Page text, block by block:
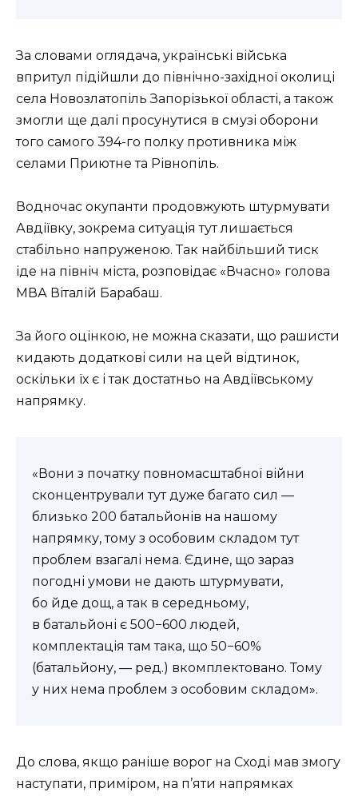
За словами оглядача, українські війська
впритул підійшли до північно-західної околиці
села Новозлатопіль Запорізької області, а також
змогли ще далі просунутися в смузі оборони
того самого 394-го полку противника між
селами Приютне та Рівнопіль.
Водночас окупанти продовжують штурмувати
Авдіївку, зокрема ситуація тут лишається
стабільно напруженою. Так найбільший тиск
іде на північ міста, розповідає «Вчасно» голова
МВА Віталій Барабаш.
За його оцінкою, не можна сказати, що рашисти
кидають додаткові сили на цей відтинок,
оскільки їх є і так достатньо на Авдіївському
напрямку.
«Вони з початку повномасштабної війни
сконцентрували тут дуже багато сил —
близько 200 батальйонів на нашому
напрямку, тому з особовим складом тут
проблем взагалі нема. Єдине, що зараз
погодні умови не дають штурмувати,
бо йде дощ, а так в середньому,
в батальйоні є 500−600 людей,
комплектація там така, що 50−60%
(батальйону, — ред.) вкомплектовано. Тому
у них нема проблем з особовим складом».
До слова, якщо раніше ворог на Сході мав змогу
наступати, приміром, на п’яти напрямках